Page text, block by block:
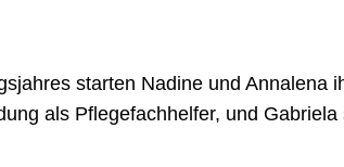
starten Nadine und Annalena
als Pflegefachhelfer, und